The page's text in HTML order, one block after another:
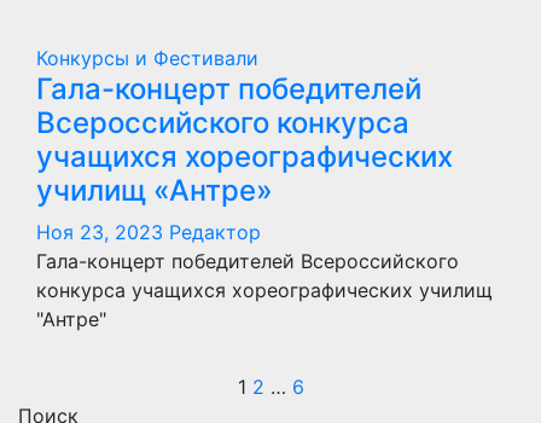
Конкурсы и Фестивали
Гала-концерт победителей
Всероссийского конкурса
учащихся хореографических
училищ «Антре»
Ноя 23, 2023 Редактор
Гала-концерт победителей Всероссийского
конкурса учащихся хореографических училищ
"Антре"
Пагинация
1 2 … 6
Поиск